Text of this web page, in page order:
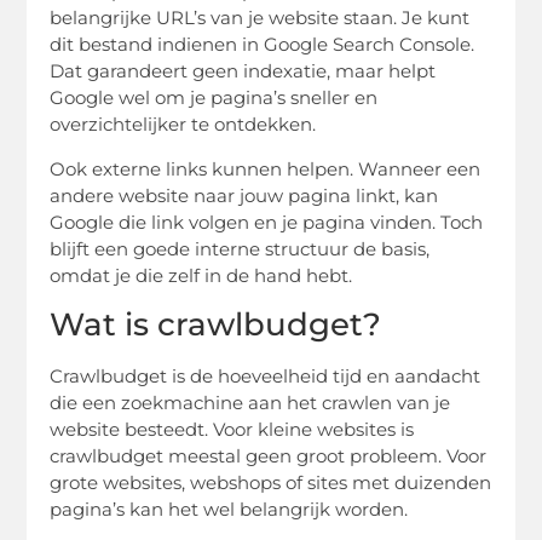
belangrijke URL’s van je website staan. Je kunt
dit bestand indienen in Google Search Console.
Dat garandeert geen indexatie, maar helpt
Google wel om je pagina’s sneller en
overzichtelijker te ontdekken.
Ook externe links kunnen helpen. Wanneer een
andere website naar jouw pagina linkt, kan
Google die link volgen en je pagina vinden. Toch
blijft een goede interne structuur de basis,
omdat je die zelf in de hand hebt.
Wat is crawlbudget?
Crawlbudget is de hoeveelheid tijd en aandacht
die een zoekmachine aan het crawlen van je
website besteedt. Voor kleine websites is
crawlbudget meestal geen groot probleem. Voor
grote websites, webshops of sites met duizenden
pagina’s kan het wel belangrijk worden.